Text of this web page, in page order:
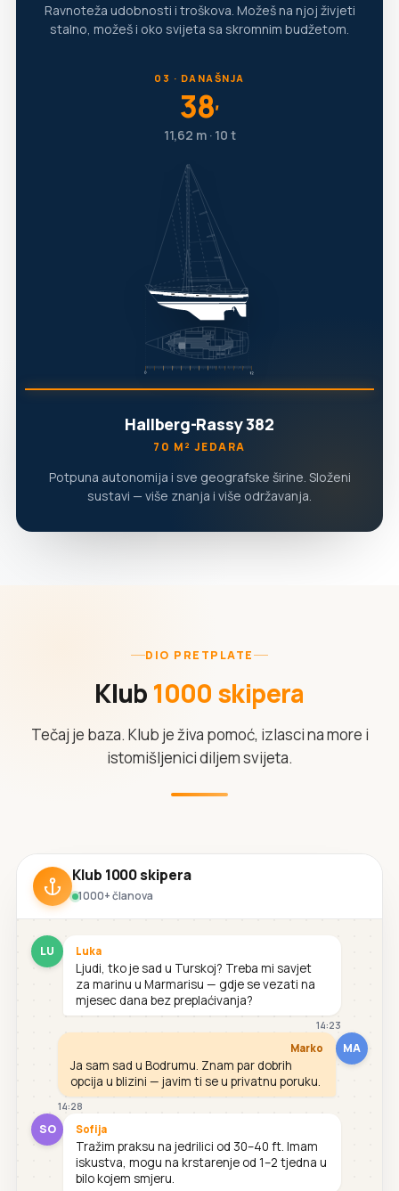
Ravnoteža udobnosti i troškova. Možeš na njoj živjeti
stalno, možeš i oko svijeta sa skromnim budžetom.
03 · DANAŠNJA
38′
11,62 m · 10 t
Hallberg-Rassy 382
70 M² JEDARA
Potpuna autonomija i sve geografske širine. Složeni
sustavi — više znanja i više održavanja.
DIO PRETPLATE
Klub 1000 skipera
Tečaj je baza. Klub je živa pomoć, izlasci na more i
istomišljenici diljem svijeta.
Klub 1000 skipera
1000+ članova
LU Luka
Ljudi, tko je sad u Turskoj? Treba mi savjet
za marinu u Marmarisu — gdje se vezati na
mjesec dana bez preplaćivanja?
14:23
MA
Marko
Ja sam sad u Bodrumu. Znam par dobrih
opcija u blizini — javim ti se u privatnu poruku.
14:28
SO Sofija
Tražim praksu na jedrilici od 30–40 ft. Imam
iskustva, mogu na krstarenje od 1–2 tjedna u
bilo kojem smjeru.